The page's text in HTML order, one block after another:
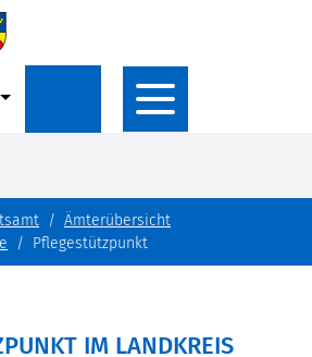
Ämterübersicht
Pflegestützpunkt
IM LANDKREIS